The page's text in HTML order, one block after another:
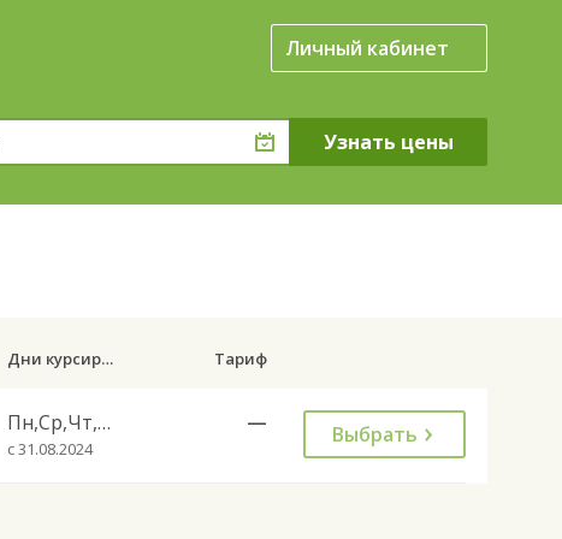
Личный кабинет
Дни курсирования Тариф
Пн,Ср,Чт,Пт,Сб,Вс
с 31.08.2024
— Выбрать